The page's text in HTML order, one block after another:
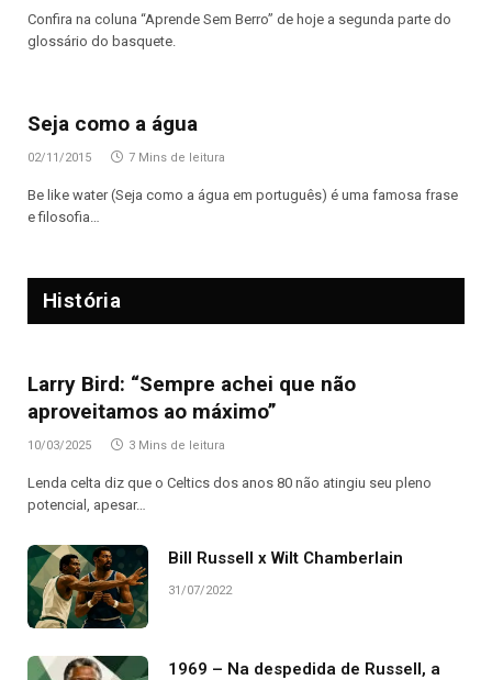
Confira na coluna “Aprende Sem Berro” de hoje a segunda parte do
glossário do basquete.
Seja como a água
02/11/2015 7 Mins de leitura
Be like water (Seja como a água em português) é uma famosa frase
e filosofia…
História
Larry Bird: “Sempre achei que não
aproveitamos ao máximo”
10/03/2025 3 Mins de leitura
Lenda celta diz que o Celtics dos anos 80 não atingiu seu pleno
potencial, apesar…
Bill Russell x Wilt Chamberlain
31/07/2022
1969 – Na despedida de Russell, a